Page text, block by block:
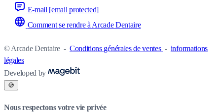
E-mail [email protected]
Comment se rendre à Arcade Dentaire
© Arcade Dentaire - Conditions générales de ventes - informations
légales
Developed by
🍪
Nous respectons votre vie privée